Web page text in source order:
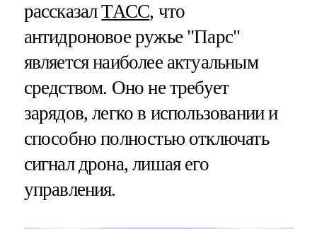
рассказалТАСС, что
антидроновое ружье "Парс"
является наиболее актуальным
средством. Оно не требует
зарядов, легко в использовании и
способно полностью отключать
сигнал дрона, лишая его
управления.